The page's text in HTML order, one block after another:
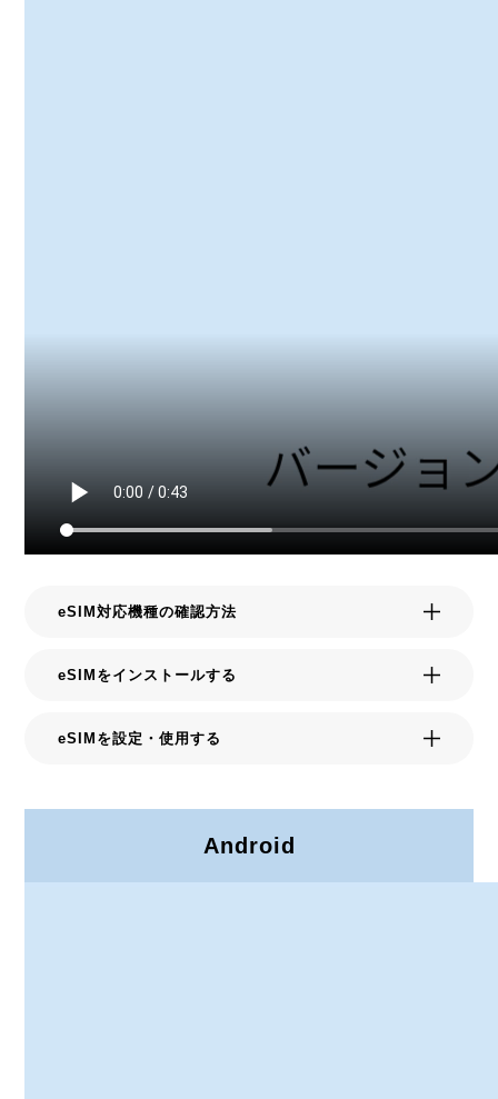
eSIM対応機種の確認方法
eSIMをインストールする
eSIMを設定・使用する
Android